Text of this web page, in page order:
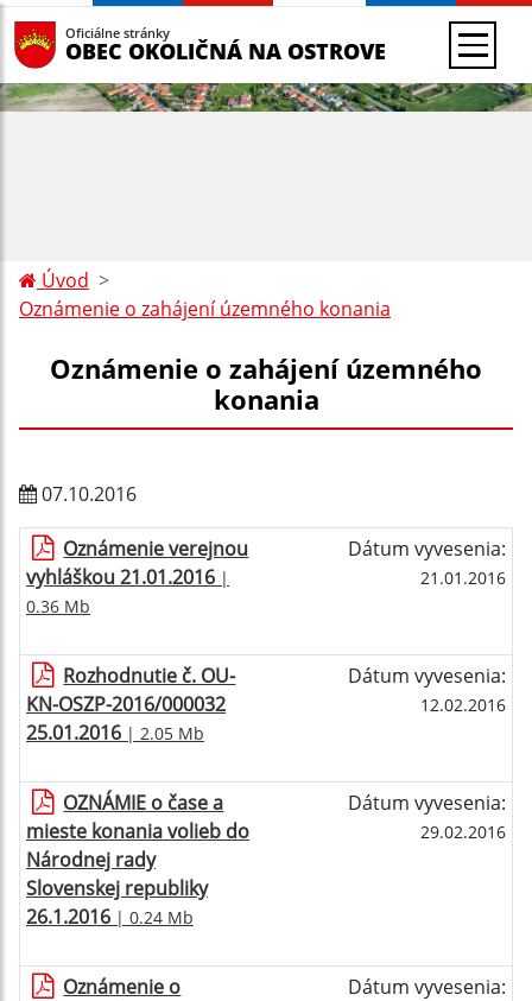
Oficiálne stránky
OBEC OKOLIČNÁ NA OSTROVE
Úvod
Oznámenie o zahájení územného konania
Oznámenie o zahájení územného
konania
07.10.2016
Oznámenie verejnou
vyhláškou 21.01.2016 |
0.36 Mb
Dátum vyvesenia:
21.01.2016
Rozhodnutie č. OU-
KN-OSZP-2016/000032
25.01.2016 | 2.05 Mb
Dátum vyvesenia:
12.02.2016
OZNÁMIE o čase a
mieste konania volieb do
Národnej rady
Slovenskej republiky
26.1.2016 | 0.24 Mb
Dátum vyvesenia:
29.02.2016
Oznámenie o
Dátum vyvesenia: